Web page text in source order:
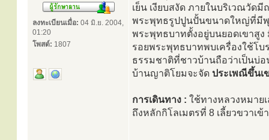
ลงทะเบียนเมื่อ: 04 มิ.ย. 2004,
01:20
โพสต์: 1807
เย็น เงียบสงัด ภายในบริเวณวัด
พระพุทธรูปปูนปั้นขนาดใหญ่ที่มีพุ
พระพุทธบาทตั้งอยู่บนยอดเขาสู
รอยพระพุทธบาทพบเครื่องใช้โ
ธรรมชาติที่ชาวบ้านถือว่าเป็นบ่
บ้านญาติโยมจะจัด ประเพณีขึ้นเ
การเดินทาง : ใช้ทางหลวงหมาย
ถึงหลักกิโลเมตรที่ 8 เลี้ยวขวาเ